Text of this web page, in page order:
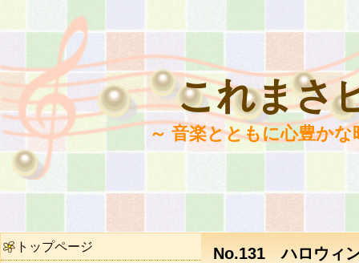
これまさ
～ 音楽とともに心豊か
No.131 ハロウィ
トップページ